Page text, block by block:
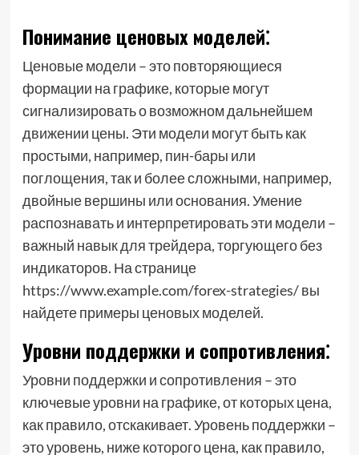
Понимание ценовых моделей⁚
Ценовые модели – это повторяющиеся
формации на графике, которые могут
сигнализировать о возможном дальнейшем
движении цены. Эти модели могут быть как
простыми, например, пин-бары или
поглощения, так и более сложными, например,
двойные вершины или основания. Умение
распознавать и интерпретировать эти модели –
важный навык для трейдера, торгующего без
индикаторов. На странице
https://www.example.com/forex-strategies/ вы
найдете примеры ценовых моделей.
Уровни поддержки и сопротивления⁚
Уровни поддержки и сопротивления – это
ключевые уровни на графике, от которых цена,
как правило, отскакивает. Уровень поддержки –
это уровень, ниже которого цена, как правило,